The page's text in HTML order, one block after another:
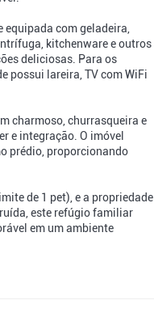
equipada com geladeira,
kitchenware e outros
deliciosas. Para os
possui lareira, TV com WiFi
charmoso, churrasqueira e
e integração. O imóvel
prédio, proporcionando
de 1 pet), e a propriedade
este refúgio familiar
em um ambiente